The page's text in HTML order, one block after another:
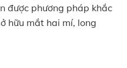
được phương pháp khắc
hữu mắt hai mí, long